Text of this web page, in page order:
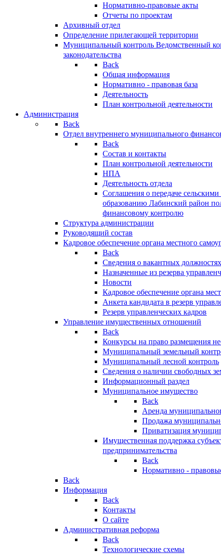
Нормативно-правовые акты
Отчеты по проектам
Архивный отдел
Определение прилегающей территории
Муниципальный контроль Ведомственный
законодательства
Back
Общая информация
Нормативно - правовая база
Деятельность
План контрольной деятельности
Администрация
Back
Отдел внутреннего муниципального
Back
Состав и контакты
План контрольной деятельности
НПА
Деятельность отдела
Соглашения о передаче
образованию Лабинский район
финансовому контролю
Структура администрации
Руководящий состав
Кадровое обеспечение органа местного
Back
Сведения о вакантных
Назначенные из резерва
Новости
Кадровое обеспечение органа
Анкета кандидата в резерв
Резерв управленческих кадров
Управление имущественных отношений
Back
Конкурсы на право размещения
Муниципальный земельный
Муниципальный лесной контроль
Сведения о наличии свободных
Информационный раздел
Муниципальное имущество
Back
Аренда
Продажа
Приватизация
Имущественная поддержка
предпринимательства
Back
Нормативно -
Back
Информация
Back
Контакты
О сайте
Административная реформа
Back
Технологические схемы